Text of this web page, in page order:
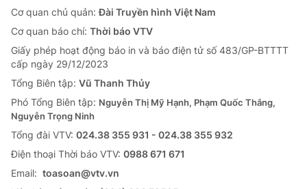
Cơ quan chủ quản:Đài Truyền hình Việt Nam
Cơ quan báo chí: Thời báo VTV
Giấy phép hoạt động báo in và báo điện tử số 483/GP-BTTTT
cấp ngày 29/12/2023
Tổng Biên tập: Vũ Thanh Thủy
Phó Tổng Biên tập: Nguyễn Thị Mỹ Hạnh, Phạm Quốc Thắng,
Nguyễn Trọng Ninh
Tổng đài VTV: 024.38 355 931 - 024.38 355 932
Ðiện thoại Thời báo VTV: 0988 671 671
Email: toasoan@vtv.vn